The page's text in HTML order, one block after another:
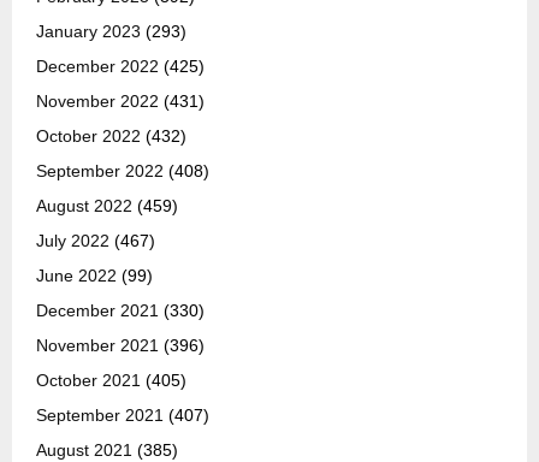
January 2023 (293)
December 2022 (425)
November 2022 (431)
October 2022 (432)
September 2022 (408)
August 2022 (459)
July 2022 (467)
June 2022 (99)
December 2021 (330)
November 2021 (396)
October 2021 (405)
September 2021 (407)
August 2021 (385)